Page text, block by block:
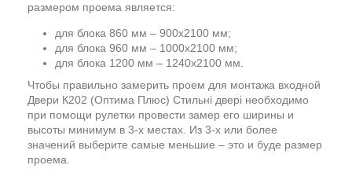
размером проема является:
для блока 860 мм – 900х2100 мм;
для блока 960 мм – 1000х2100 мм;
для блока 1200 мм – 1240х2100 мм.
Чтобы правильно замерить проем для монтажа входной
Двери К202 (Оптима Плюс) Стильні двері необходимо
при помощи рулетки провести замер его ширины и
высоты минимум в 3-х местах. Из 3-х или более
значений выберите самые меньшие – это и буде размер
проема.